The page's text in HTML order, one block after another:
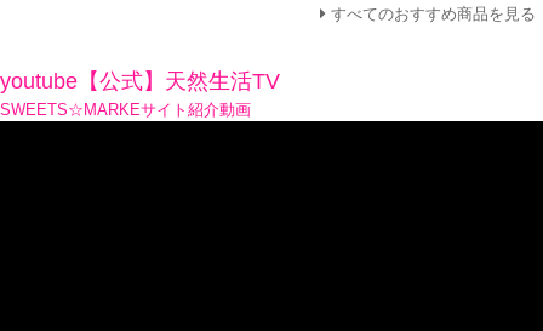
すべてのおすすめ商品を見る
youtube【公式】天然生活TV
SWEETS☆MARKEサイト紹介動画